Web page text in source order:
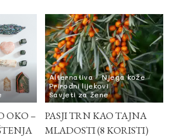
OKO –
Alternativa
Njega kože
Prirodni lijekovi
Savjeti za žene
PASJI TRN KAO TAJNA
MLADOSTI (8 KORISTI)